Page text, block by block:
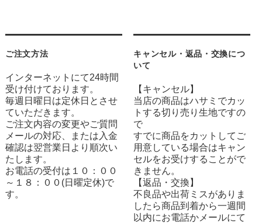
ご注文方法
インターネットにて24時間
受け付けております。
毎週日曜日は定休日とさせ
ていただきます。
ご注文内容の変更やご質問
メールの対応、または入金
確認は翌営業日より順次い
たします。
お電話の受付は１０：００
～１８：００(日曜定休)で
す。
キャンセル・返品・交換につ
いて
【キャンセル】
当店の商品はハサミでカッ
トする切り売り生地ですの
で
すでに商品をカットしてご
用意している場合はキャン
セルをお受けすることがで
きません。
【返品・交換】
不良品や出荷ミスがありま
したら商品到着から一週間
以内にお電話かメールにて